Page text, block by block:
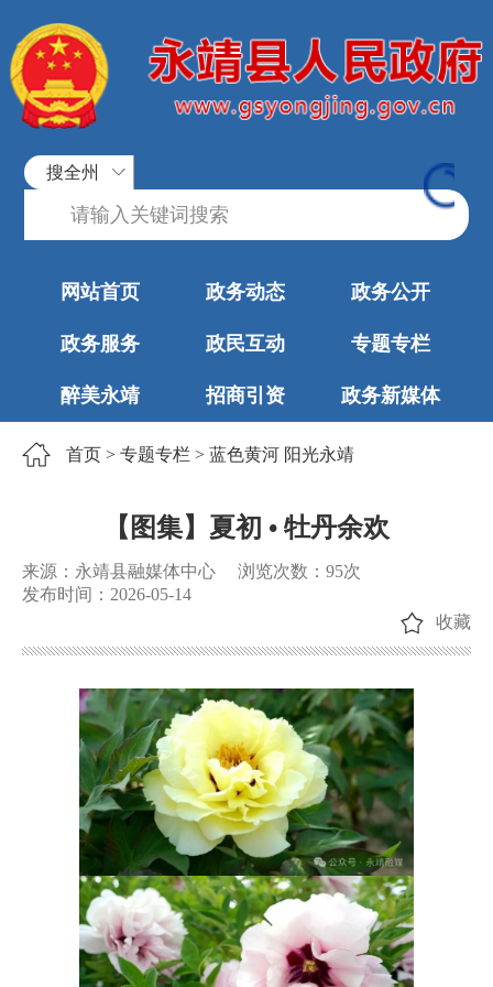
搜全州
网站首页 政务动态 政务公开
政务服务 政民互动 专题专栏
醉美永靖 招商引资 政务新媒体
首页 > 专题专栏 > 蓝色黄河 阳光永靖
【图集】夏初 • 牡丹余欢
来源：永靖县融媒体中心 浏览次数： 95次
发布时间：2026-05-14
收藏